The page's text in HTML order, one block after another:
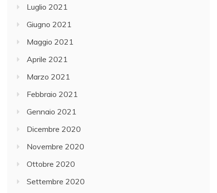
Luglio 2021
Giugno 2021
Maggio 2021
Aprile 2021
Marzo 2021
Febbraio 2021
Gennaio 2021
Dicembre 2020
Novembre 2020
Ottobre 2020
Settembre 2020